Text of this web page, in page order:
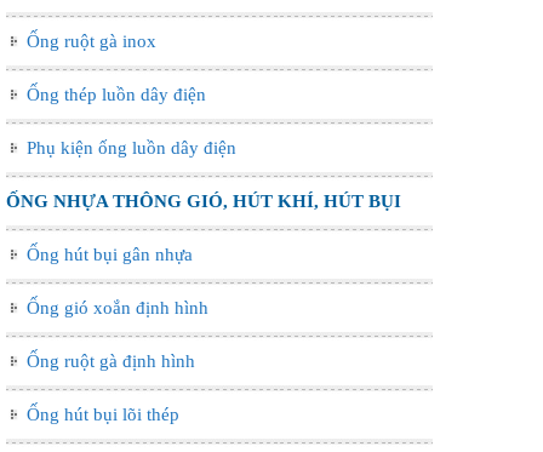
Ống ruột gà inox
Ống thép luồn dây điện
Phụ kiện ống luồn dây điện
ỐNG NHỰA THÔNG GIÓ, HÚT KHÍ, HÚT BỤI
Ống hút bụi gân nhựa
Ống gió xoắn định hình
Ống ruột gà định hình
Ống hút bụi lõi thép